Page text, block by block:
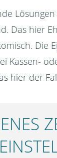
Das hier
Die
Kassen-
hier der